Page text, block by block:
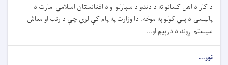
د کار د اهل کسانو ته د دندو د سپارلو او د افغانستان اسلامي امارت د
پالیسۍ د پلي کولو په موخه، دا وزارت په پام کې لري چې د رتب او معاش
سیستم اړوند د درېیم او...
نور...